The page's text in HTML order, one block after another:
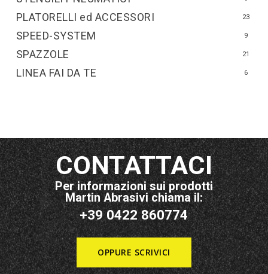
LINEA FAI DA TE 6
PLATORELLI ed ACCESSORI 23
SPAZZOLE 21
SPEED-SYSTEM 9
CONTATTACI
Per informazioni sui prodotti
Martin Abrasivi chiama il:
+39 0422 860774
OPPURE SCRIVICI